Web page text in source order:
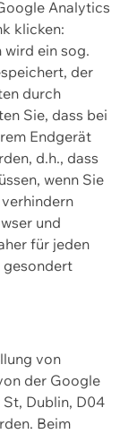
Analytics
klicken:
ein sog.
der
durch
Sie, dass bei
Endgerät
d.h., dass
wenn Sie
und
für jeden
gesondert
von
der Google
Dublin, D04
Beim